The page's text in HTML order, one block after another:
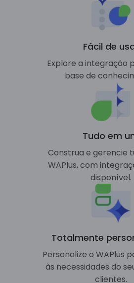
Fácil de
Explore a integração
base de
Tudo em
Construa e gerencie
WAPlus, com
disponível.
Totalmente
Personalize o WAPlus
às necessidades do
clientes.